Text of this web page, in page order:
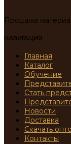
Продажа
НАВИГАЦИЯ
Главная
Каталог
Обучение
Стать
Новости
Доставка
Скачать
Контакты